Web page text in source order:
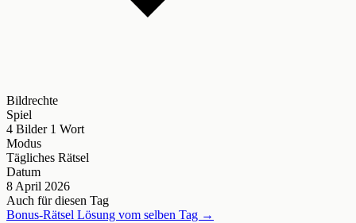
Bildrechte
Spiel
4 Bilder 1 Wort
Modus
Tägliches Rätsel
Datum
8 April 2026
Auch für diesen Tag
Bonus-Rätsel Lösung vom selben Tag →